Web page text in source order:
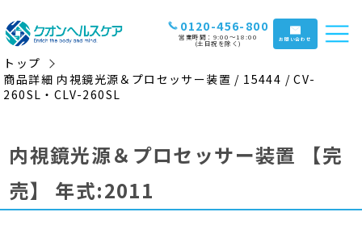
0120-456-800
営業時間：9:00〜18:00
(土日祝を除く) お問い合わせ
トップ
商品詳細 内視鏡光源＆プロセッサー装置 / 15444 / CV-
260SL・CLV-260SL
内視鏡光源＆プロセッサー装置
【完
売】
年式:2011